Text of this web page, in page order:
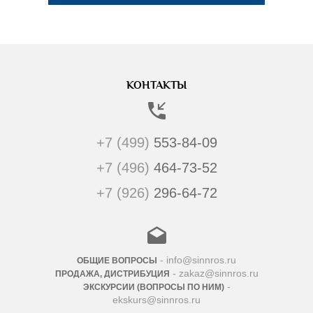
КОНТАКТЫ
+7 (499) 553-84-09
+7 (496) 464-73-52
+7 (926) 296-64-72
ОБЩИЕ ВОПРОСЫ - info@sinnros.ru
ПРОДАЖА, ДИСТРИБУЦИЯ - zakaz@sinnros.ru
ЭКСКУРСИИ (ВОПРОСЫ ПО НИМ)-
ekskurs@sinnros.ru